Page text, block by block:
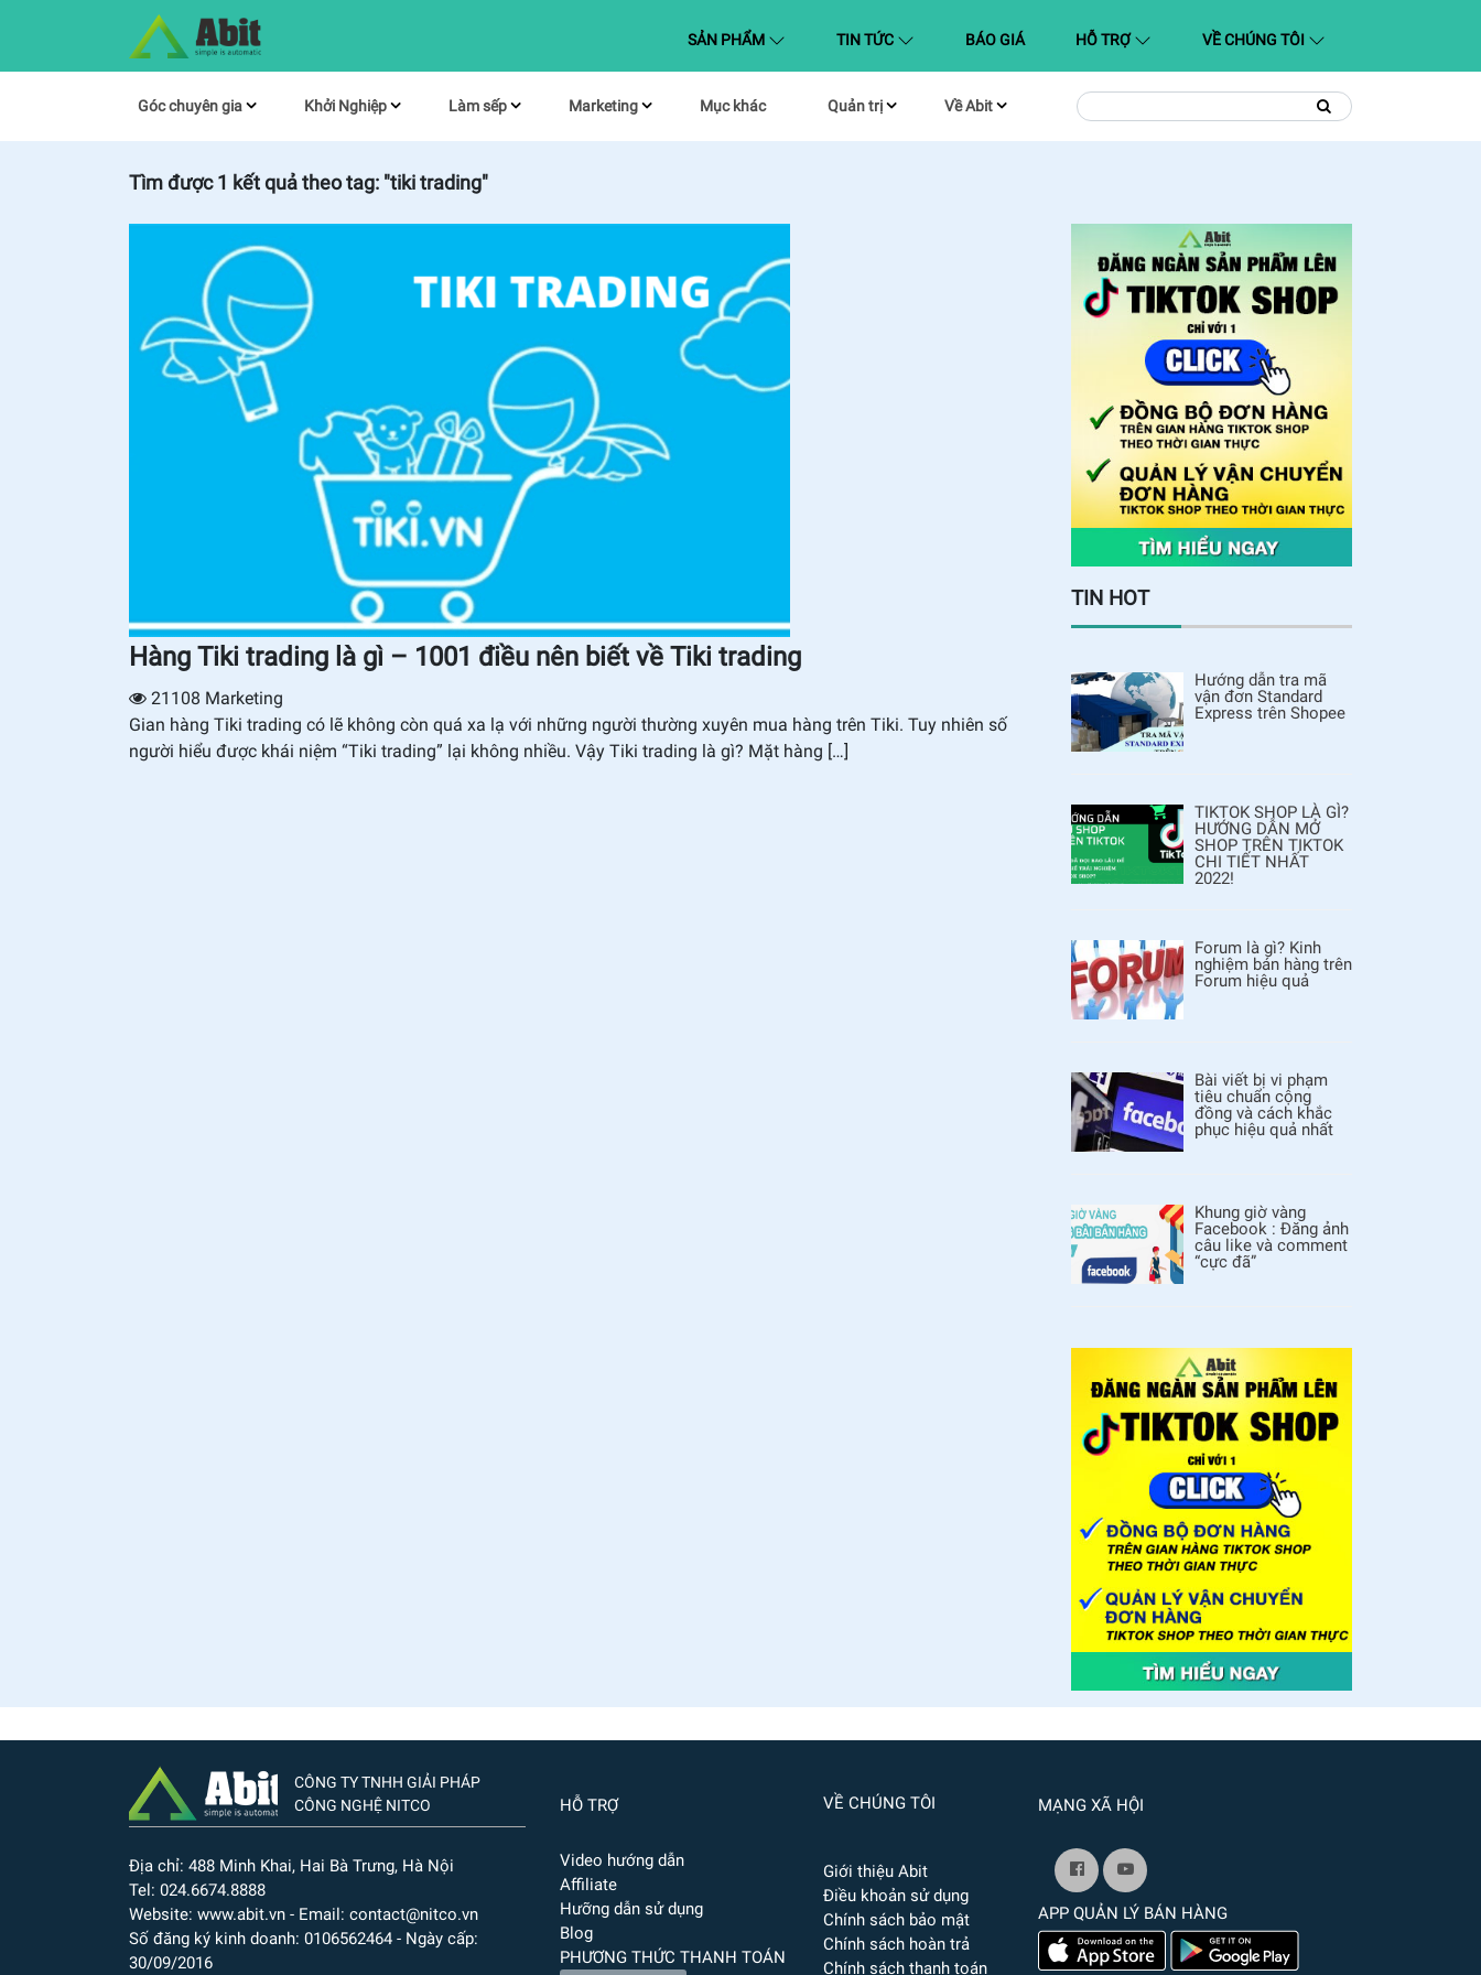
SẢN PHẨM (CURRENT)TIN TỨC BÁO GIÁ HỖ TRỢ VỀ CHÚNG TÔI
Góc chuyên gia Khởi Nghiệp Làm sếp Marketing Mục khác Quản trị Về Abit
Tìm
kiếm:
Tìm
kiếm
Tìm được1 kết quả theo tag: "tiki trading"
Hàng Tiki trading là gì – 1001 điều nên biết về Tiki trading
21108 Marketing
Gian hàng Tiki trading có lẽ không còn quá xa lạ với những người thường xuyên mua hàng trên Tiki. Tuy nhiên số
người hiểu được khái niệm “Tiki trading” lại không nhiều. Vậy Tiki trading là gì? Mặt hàng […]
TIN HOT
Hướng dẫn tra mã
vận đơn Standard
Express trên Shopee
TIKTOK SHOP LÀ GÌ?
HƯỚNG DẪN MỞ
SHOP TRÊN TIKTOK
CHI TIẾT NHẤT
2022!
Forum là gì? Kinh
nghiệm bán hàng trên
Forum hiệu quả
Bài viết bị vi phạm
tiêu chuẩn cộng
đồng và cách khắc
phục hiệu quả nhất
Khung giờ vàng
Facebook : Đăng ảnh
câu like và comment
“cực đã”
CÔNG TY TNHH GIẢI PHÁP
CÔNG NGHỆ NITCO
Địa chỉ: 488 Minh Khai, Hai Bà Trưng, Hà Nội
Tel: 024.6674.8888
Website: www.abit.vn - Email: contact@nitco.vn
Số đăng ký kinh doanh: 0106562464 - Ngày cấp:
30/09/2016
HỖ TRỢ
Video hướng dẫn
Affiliate
Hưỡng dẫn sử dụng
Blog
PHƯƠNG THỨC THANH TOÁN
VỀ CHÚNG TÔI
Giới thiệu Abit
Điều khoản sử dụng
Chính sách bảo mật
Chính sách hoàn trả
Chính sách thanh toán
MẠNG XÃ HỘI
APP QUẢN LÝ BÁN HÀNG